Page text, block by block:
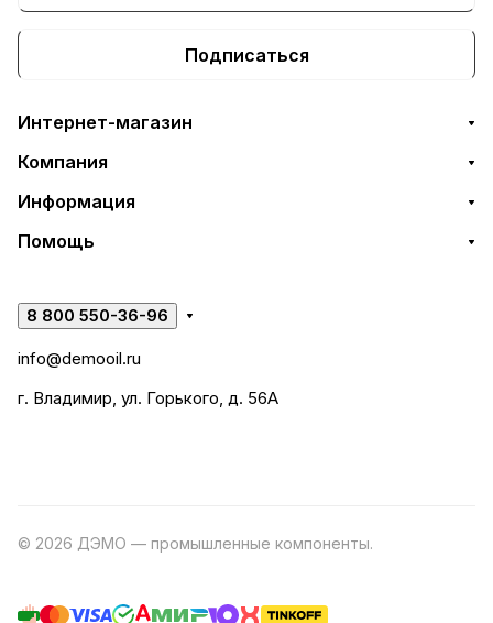
Подписаться
Интернет-магазин
Компания
Информация
Помощь
8 800 550-36-96
info@demooil.ru
г. Владимир, ул. Горького, д. 56А
© 2026 ДЭМО — промышленные компоненты.